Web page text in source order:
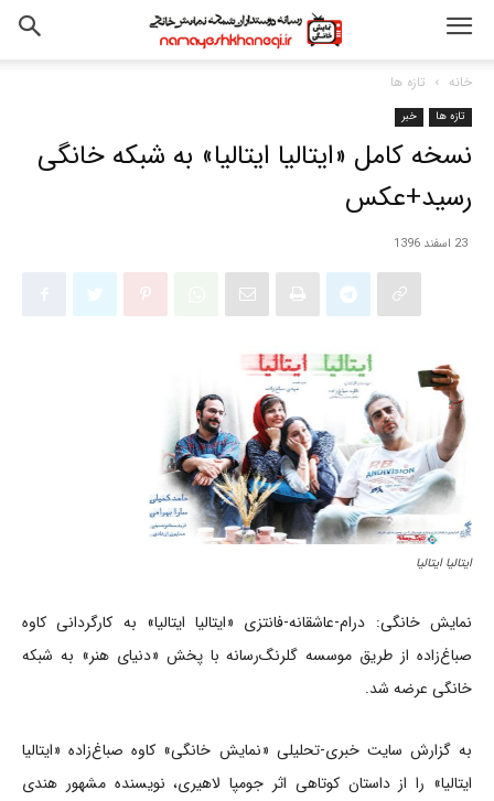
خانه تازه ها
تازه ها خبر
نسخه کامل «ایتالیا ایتالیا» به شبکه خانگی
رسید+عکس
23 اسفند 1396
ایتالیا ایتالیا
نمایش خانگی: درام-عاشقانه-فانتزی «ایتالیا ایتالیا» به کارگردانی کاوه
صباغ‌زاده از طریق موسسه گلرنگ‌رسانه با پخش «دنیای هنر» به شبکه
خانگی عرضه شد.
به گزارش سایت خبری-تحلیلی «نمایش خانگی» کاوه صباغ‌زاده «ایتالیا
ایتالیا» را از داستان کوتاهی اثر جومپا لاهیری، نویسنده مشهور هندی